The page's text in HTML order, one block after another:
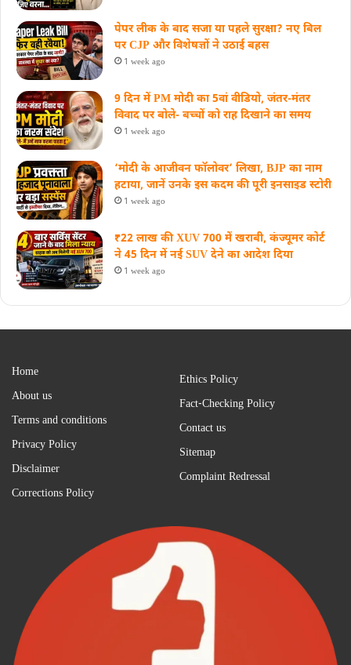
पेपर लीक के बाद सजा या पहले सुरक्षा? नए बिल
पर CJP और विशेषज्ञों ने उठाई बहस
1 week ago
9 दिन में PM मोदी का 5वां वीडियो, जंतर-मंतर
विवाद पर बोले- बच्चों को राह दिखाने का समय
1 week ago
‘मोदी के आजीवन फॉलोवर’ लिखा, BJP का नाम
हटाया, जानें उनके इस कदम की पूरी इनसाइड स्‍टोरी
1 week ago
₹22 लाख की XUV 700 में खराबी, कंज्यूमर कोर्ट
ने 45 दिन में नई SUV देने का आदेश दिया
1 week ago
Home
About us
Terms and conditions
Privacy Policy
Disclaimer
Corrections Policy
Ethics Policy
Fact-Checking Policy
Contact us
Sitemap
Complaint Redressal